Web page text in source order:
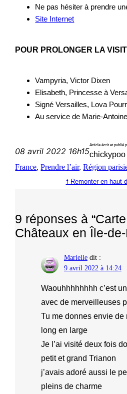
Ne pas hésiter à prendre
Site Internet
POUR PROLONGER LA
Vampyria, Victor Dixen
Elisabeth, Princesse à
Signé Versailles, Lova
Au service de Marie-
08 avril 2022 16h15
Article écrit et publié
chickypoo
France, Prendre l’air, Région
🠕 Remonter en haut
9 réponses à
Châteaux en Île-
Marielle dit :
9 avril 2022 à 14:24
Waouhhhhhhhh c’est
avec de merveilleuses
Tu me donnes envie de
long en large
Je l’ai visité deux fois
petit et grand Trianon
j’avais adoré aussi le
pleins de charme